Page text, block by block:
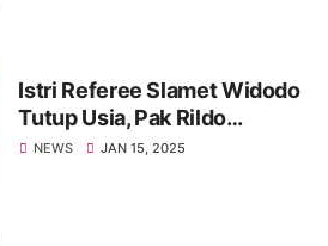
Istri Referee Slamet Widodo
Tutup Usia, Pak Rildo
Sampaikan Ucapan
NEWS JAN 15, 2025